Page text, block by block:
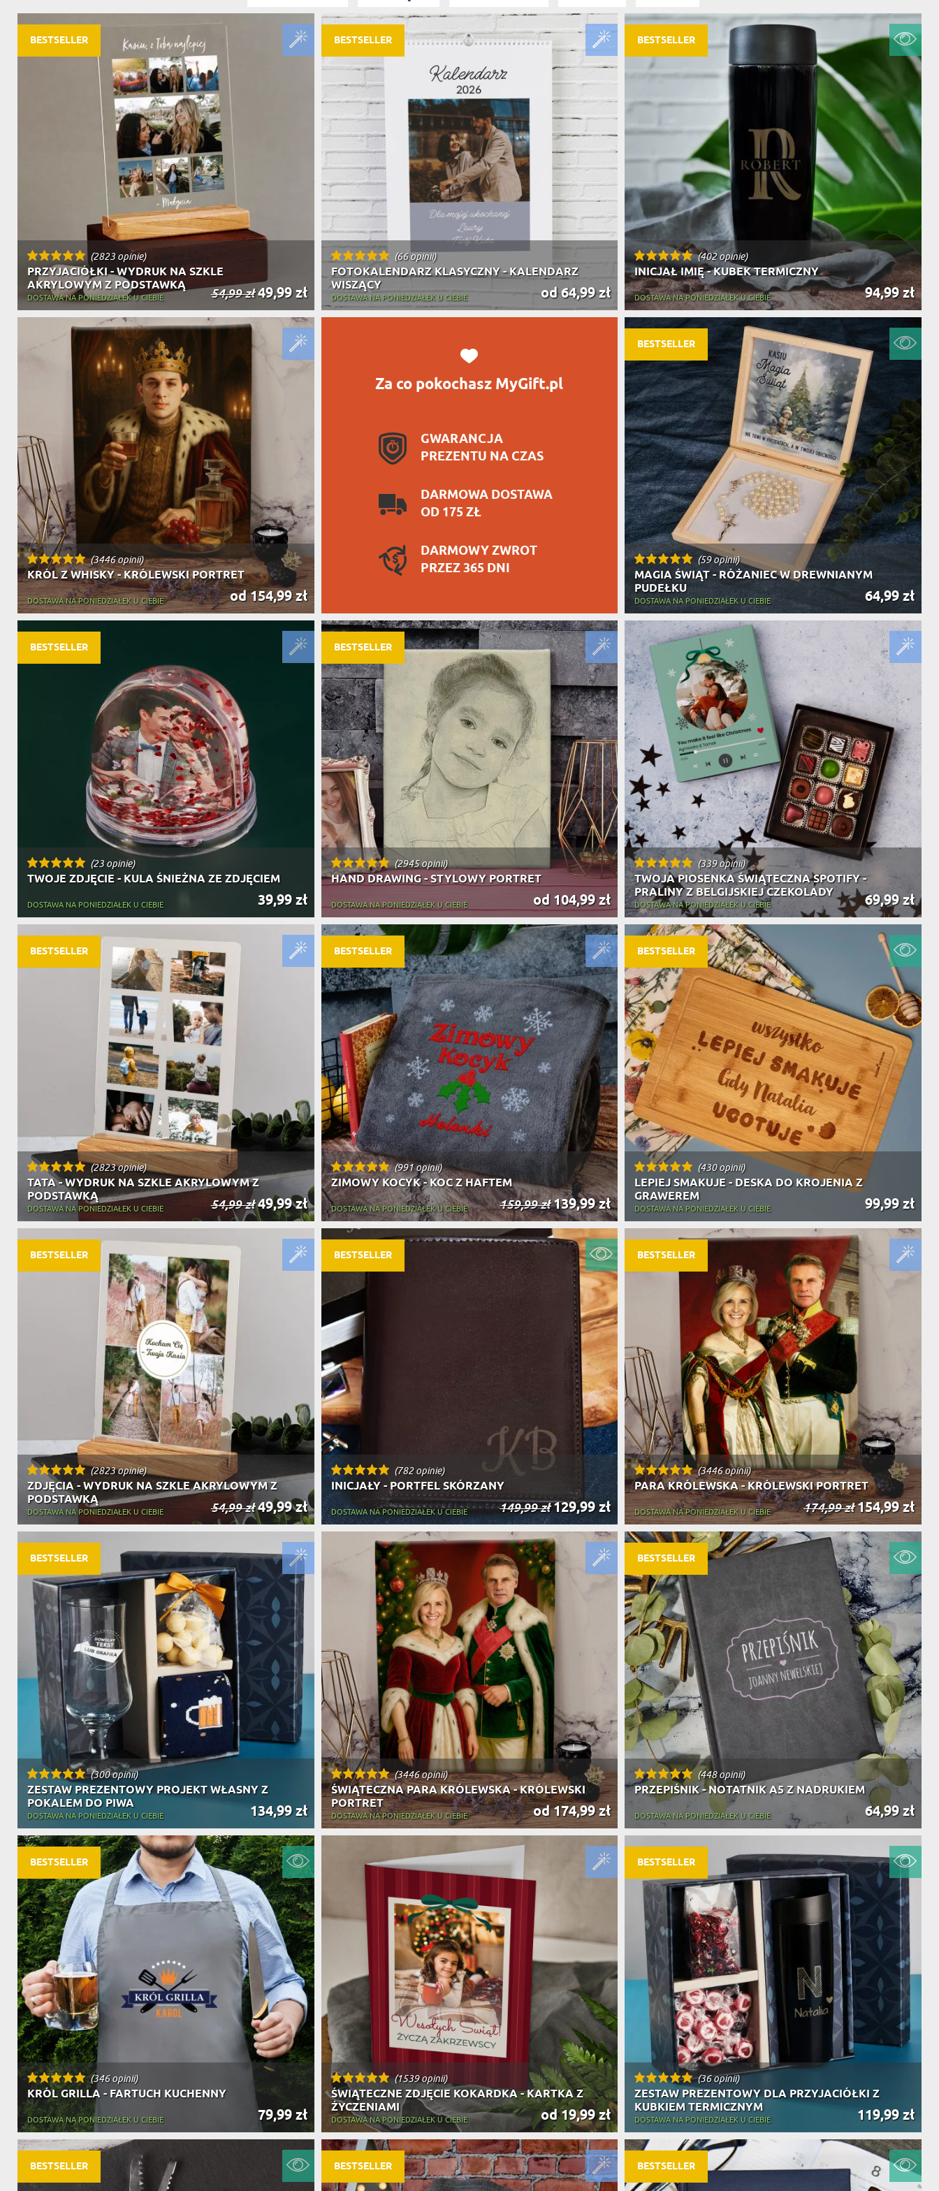
PREZENT DLA TEŚCIÓW PREZENT DLA
ROWERZYSTY
SENIORA
SPORTOWCA
STRAŻAKA
SZEFA
WĘDKARZA
ŻARTOWNISIA
PRODUKTY SPOŻYWCZE
CHARAKTER PREZENTU
(2823 opinie)
PRZYJACIÓŁKI - WYDRUK NA SZKLE
AKRYLOWYM Z PODSTAWKĄ
54,99 zł49,99 zł
DOSTAWA NA PONIEDZIAŁEK U CIEBIE
BESTSELLER
(66 opinii)
FOTOKALENDARZ KLASYCZNY - KALENDARZ
WISZĄCY
od 64,99 zł
DOSTAWA NA PONIEDZIAŁEK U CIEBIE
BESTSELLER
Za co pokochasz MyGift.pl
GWARANCJA
PREZENTU NA CZAS
DARMOWA DOSTAWA
OD 175 ZŁ
DARMOWY ZWROT
PRZEZ 365 DNI
(402 opinie)
INICJAŁ IMIĘ - KUBEK TERMICZNY
94,99 zł
DOSTAWA NA PONIEDZIAŁEK U CIEBIE
BESTSELLER
(3446 opinii)
KRÓL Z WHISKY - KRÓLEWSKI PORTRET
od 154,99 zł
DOSTAWA NA PONIEDZIAŁEK U CIEBIE
(59 opinii)
MAGIA ŚWIĄT - RÓŻANIEC W DREWNIANYM
PUDEŁKU
64,99 zł
DOSTAWA NA PONIEDZIAŁEK U CIEBIE
BESTSELLER
(23 opinie)
TWOJE ZDJĘCIE - KULA ŚNIEŻNA ZE ZDJĘCIEM
39,99 zł
DOSTAWA NA PONIEDZIAŁEK U CIEBIE
BESTSELLER
(2945 opinii)
HAND DRAWING - STYLOWY PORTRET
od 104,99 zł
DOSTAWA NA PONIEDZIAŁEK U CIEBIE
BESTSELLER
(991 opinii)
ZIMOWY KOCYK - KOC Z HAFTEM
159,99 zł139,99 zł
DOSTAWA NA PONIEDZIAŁEK U CIEBIE
BESTSELLER
(339 opinii)
TWOJA PIOSENKA ŚWIĄTECZNA SPOTIFY -
PRALINY Z BELGIJSKIEJ CZEKOLADY
69,99 zł
DOSTAWA NA PONIEDZIAŁEK U CIEBIE
(2823 opinie)
TATA - WYDRUK NA SZKLE AKRYLOWYM Z
PODSTAWKĄ
54,99 zł49,99 zł
DOSTAWA NA PONIEDZIAŁEK U CIEBIE
BESTSELLER
(430 opinii)
LEPIEJ SMAKUJE - DESKA DO KROJENIA Z
GRAWEREM
99,99 zł
DOSTAWA NA PONIEDZIAŁEK U CIEBIE
BESTSELLER
(2823 opinie)
ZDJĘCIA - WYDRUK NA SZKLE AKRYLOWYM Z
PODSTAWKĄ
54,99 zł49,99 zł
DOSTAWA NA PONIEDZIAŁEK U CIEBIE
BESTSELLER
(782 opinie)
INICJAŁY - PORTFEL SKÓRZANY
149,99 zł129,99 zł
DOSTAWA NA PONIEDZIAŁEK U CIEBIE
BESTSELLER
(3446 opinii)
ŚWIĄTECZNA PARA KRÓLEWSKA - KRÓLEWSKI
PORTRET
od 174,99 zł
DOSTAWA NA PONIEDZIAŁEK U CIEBIE
(3446 opinii)
PARA KRÓLEWSKA - KRÓLEWSKI PORTRET
174,99 zł154,99 zł
DOSTAWA NA PONIEDZIAŁEK U CIEBIE
BESTSELLER
(300 opinii)
ZESTAW PREZENTOWY PROJEKT WŁASNY Z
POKALEM DO PIWA
134,99 zł
DOSTAWA NA PONIEDZIAŁEK U CIEBIE
BESTSELLER
(448 opinii)
PRZEPIŚNIK - NOTATNIK A5 Z NADRUKIEM
64,99 zł
DOSTAWA NA PONIEDZIAŁEK U CIEBIE
BESTSELLER
(346 opinii)
KRÓL GRILLA - FARTUCH KUCHENNY
79,99 zł
DOSTAWA NA PONIEDZIAŁEK U CIEBIE
BESTSELLER
(1539 opinii)
ŚWIĄTECZNE ZDJĘCIE KOKARDKA - KARTKA Z
ŻYCZENIAMI
od 19,99 zł
DOSTAWA NA PONIEDZIAŁEK U CIEBIE
BESTSELLER
(36 opinii)
ZESTAW PREZENTOWY DLA PRZYJACIÓŁKI Z
KUBKIEM TERMICZNYM
119,99 zł
DOSTAWA NA PONIEDZIAŁEK U CIEBIE
BESTSELLER
BESTSELLER BESTSELLER